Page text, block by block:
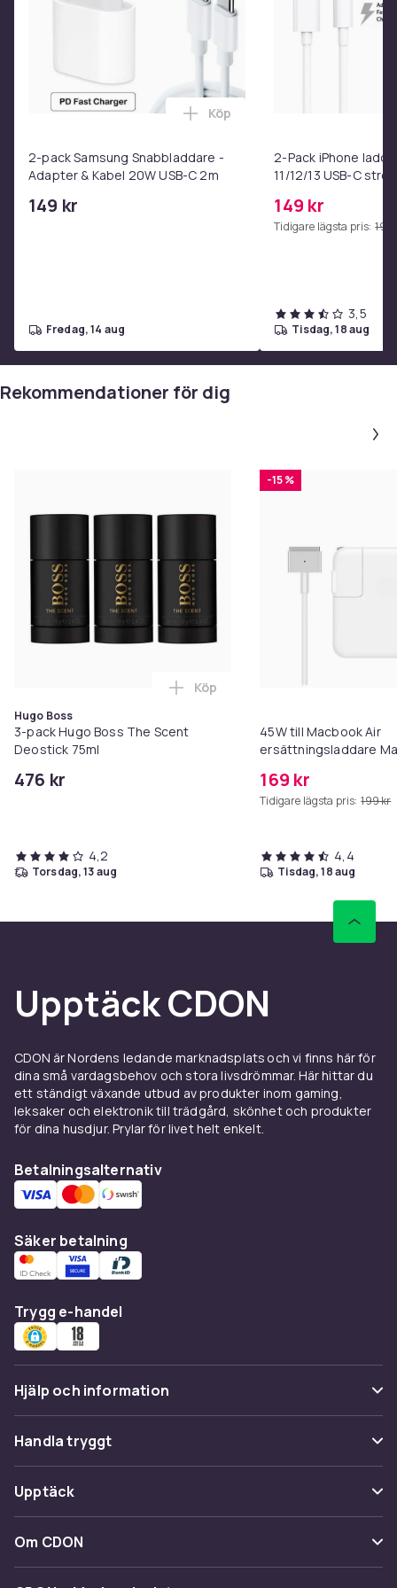
Produktsäkerhetsinformation
2-pack Samsung Snabbladdare -
Adapter & Kabel 20W USB-C 2m
149 kr
Lägg till 2-pack Samsung
Köp
fredag, 14 aug
2-Pack iPhone
11/12/13 USB-C
149 kr
Tidigare lägsta pris: 199
3,5
tisdag, 18 aug
Rekommendationer för dig
Hugo Boss
3-pack Hugo Boss The Scent
Deostick 75ml
476 kr
Lägg till 3-pack Hugo Boss
Köp
4,2
torsdag, 13 aug
-15 %
45W till Macbook Air
ersättningsladdare
169 kr
Tidigare lägsta pris: 199 kr
4,4
tisdag, 18 aug
Upptäck CDON
CDON är Nordens ledande marknadsplats och vi finns här för
dina små vardagsbehov och stora livsdrömmar. Här hittar du
ett ständigt växande utbud av produkter inom gaming,
leksaker och elektronik till trädgård, skönhet och produkter
för dina husdjur. Prylar för livet helt enkelt.
Betalningsalternativ
Säker betalning
Trygg e-handel
Hjälp och information
Vanliga frågor
Spåra paket
Ångra & Returnera här
Kundservice
Handla tryggt
Betalning
Leverans
Upptäck
Kategorier
Varumärken
Om CDON